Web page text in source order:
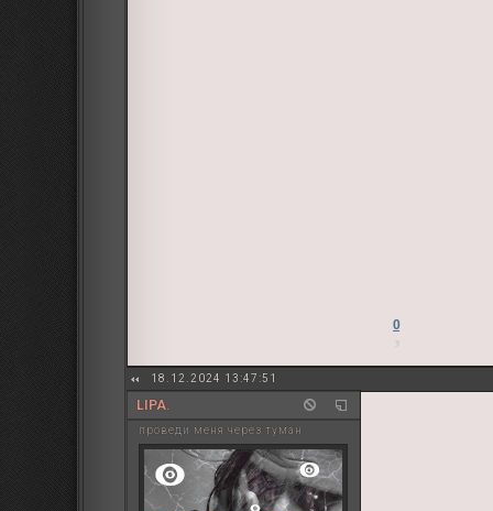
0
18.12.2024 13:47:51
LIPA.
проведи меня через туман